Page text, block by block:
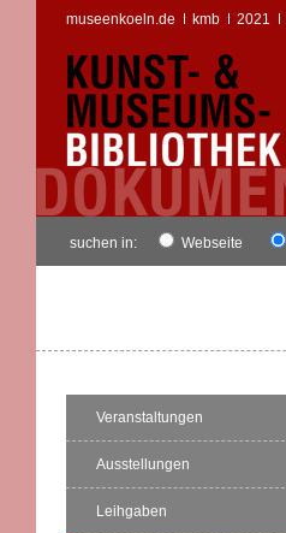
museenkoeln.de kmb 2021
suchen in: Webseite
Veranstaltungen
Ausstellungen
Leihgaben